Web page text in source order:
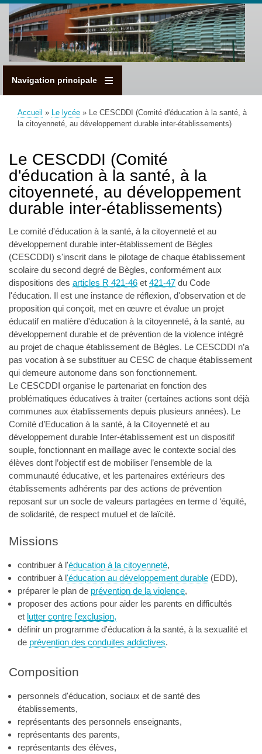
Aller
au
contenu
principal
Navigation principale
Fil
Accueil Le lycée
Le CESCDDI (Comité d'éducation à la santé, à
la citoyenneté, au développement durable inter-établissements)
Le CESCDDI (Comité
d'éducation à la santé, à la
citoyenneté, au développement
durable inter-établissements)
Le comité d'éducation à la santé, à la citoyenneté et au
développement durable inter-établissement de Bègles
(CESCDDI) s'inscrit dans le pilotage de chaque établissement
scolaire du second degré de Bègles, conformément aux
dispositions des articles R 421-46 et 421-47 du Code
l'éducation. Il est une instance de réflexion, d'observation et de
proposition qui conçoit, met en œuvre et évalue un projet
éducatif en matière d'éducation à la citoyenneté, à la santé, au
développement durable et de prévention de la violence intégré
au projet de chaque établissement de Bègles. Le CESCDDI n’a
pas vocation à se substituer au CESC de chaque établissement
qui demeure autonome dans son fonctionnement.
Le CESCDDI organise le partenariat en fonction des
problématiques éducatives à traiter (certaines actions sont déjà
communes aux établissements depuis plusieurs années). Le
Comité d’Education à la santé, à la Citoyenneté et au
développement durable Inter-établissement est un dispositif
souple, fonctionnant en maillage avec le contexte social des
élèves dont l’objectif est de mobiliser l’ensemble de la
communauté éducative, et les partenaires extérieurs des
établissements adhérents par des actions de prévention
reposant sur un socle de valeurs partagées en terme d ‘équité,
de solidarité, de respect mutuel et de laïcité.
Missions
contribuer à l'éducation à la citoyenneté,
contribuer à l 'éducation au développement durable (EDD),
préparer le plan de prévention de la violence,
proposer des actions pour aider les parents en difficultés
et lutter contre l'exclusion,
définir un programme d'éducation à la santé, à la sexualité et
de prévention des conduites addictives.
Composition
personnels d'éducation, sociaux et de santé des
établissements,
représentants des personnels enseignants,
représentants des parents,
représentants des élèves,